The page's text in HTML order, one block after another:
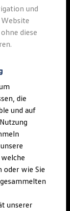
und
diese
die
und auf
oder wie Sie
unserer